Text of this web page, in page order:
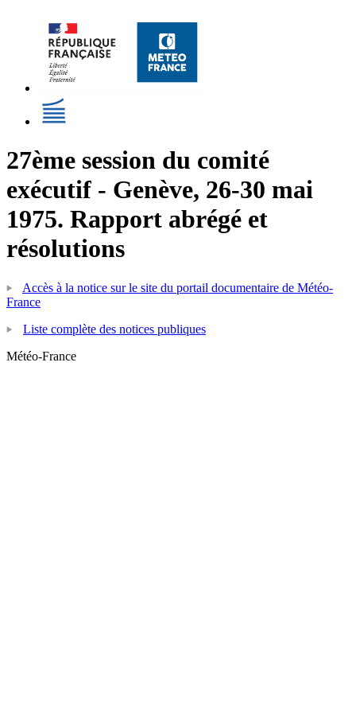
27ème session du comité
exécutif - Genève, 26-30 mai
1975. Rapport abrégé et
résolutions
Accès à la notice sur le site du portail documentaire de Météo-
France
Liste complète des notices publiques
Météo-France